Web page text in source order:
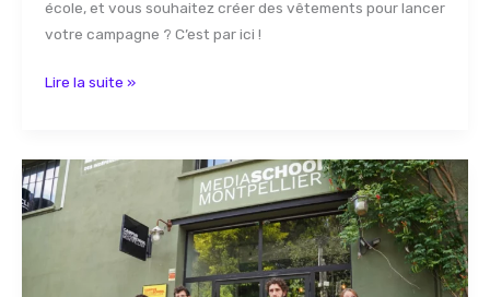
école, et vous souhaitez créer des vêtements pour lancer
votre campagne ? C’est par ici !
Lire la suite »
Pourquoi
personnaliser